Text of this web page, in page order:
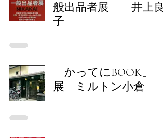
般出品者展 井上良
子
「かってにBOOK」
展 ミルトン小倉